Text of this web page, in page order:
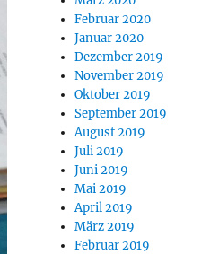
Februar 2020
Januar 2020
Dezember 2019
November 2019
Oktober 2019
September 2019
August 2019
Juli 2019
Juni 2019
Mai 2019
April 2019
März 2019
Februar 2019